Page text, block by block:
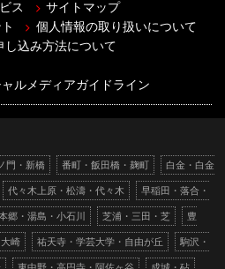
ス
サイトマップ
個人情報の取り扱いについて
し込み方法について
ルメディアガイドライン
門・新橋 番町・飯田橋・麹町 白金・白金
代々木上原・松濤・代々木 早稲田・落合・
郷・湯島・小石川 芝浦・三田・芝 豊
崎 祐天寺・学芸大学・自由が丘 駒沢・